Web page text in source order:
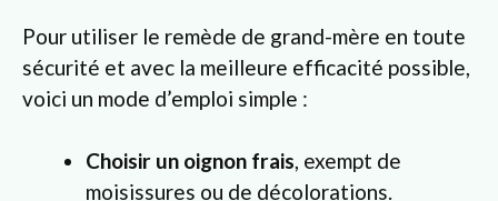
Pour utiliser le remède de grand-mère en toute
sécurité et avec la meilleure efficacité possible,
voici un mode d’emploi simple :
Choisir un oignon frais, exempt de
moisissures ou de décolorations.